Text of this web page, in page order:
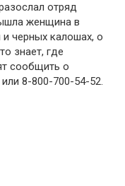
отряд
женщина в
черных калошах, о
знает, где
сообщить о
8-800-700-54-52.